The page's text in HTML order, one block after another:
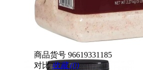
商品货号 96619331185
对比 收藏 (0)